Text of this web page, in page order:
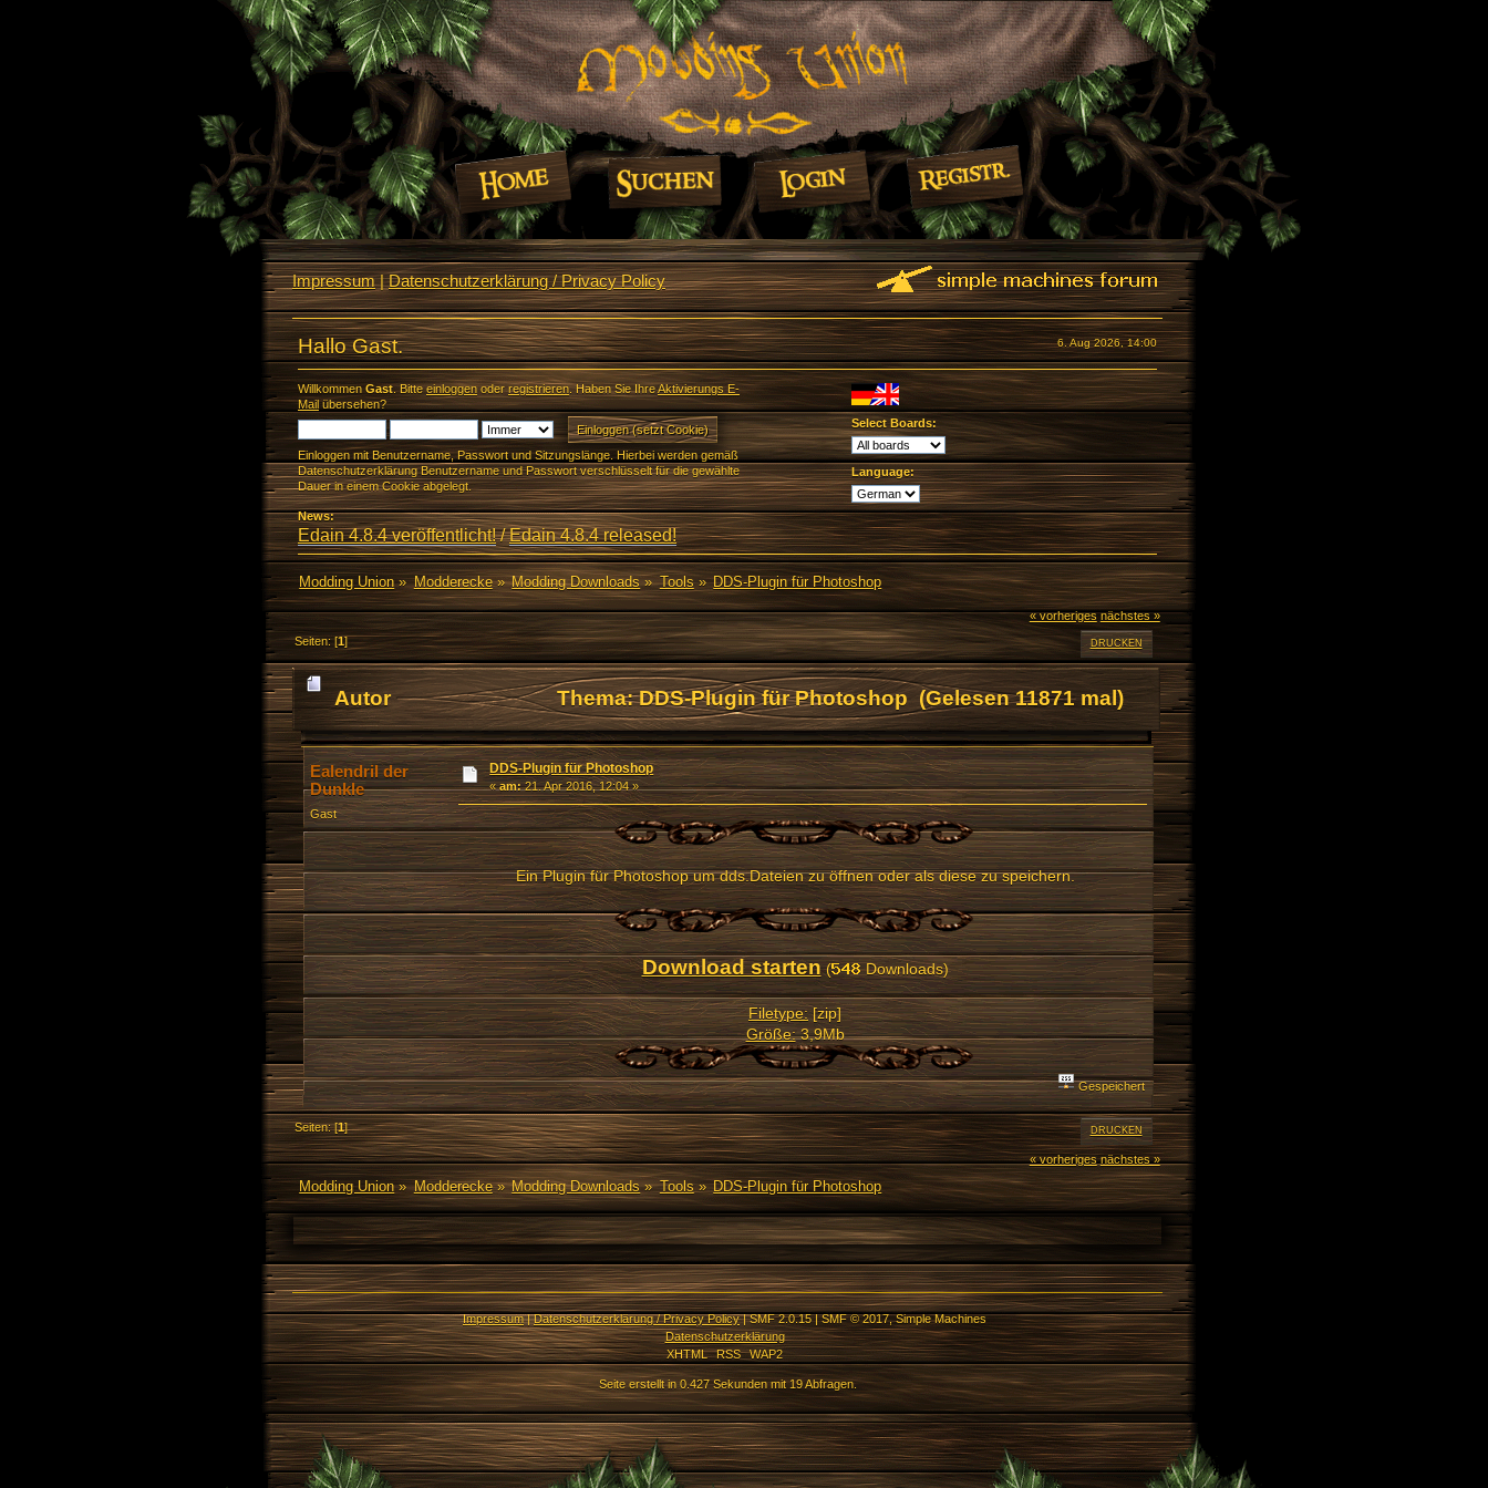
Impressum|Datenschutzerklärung / Privacy Policy
6. Aug 2026, 14:00
Hallo Gast.
Willkommen Gast. Bitte einloggenoderregistrieren. Haben Sie IhreAktivierungs E-
Mailübersehen?
Einloggen mit Benutzername, Passwort und Sitzungslänge. Hierbei werden gemäß
Datenschutzerklärung Benutzername und Passwort verschlüsselt für die gewählte
Dauer in einem Cookie abgelegt.
Select Boards:
Language:
News:
Edain 4.8.4 veröffentlicht!/Edain 4.8.4 released!
Modding Union» Modderecke» Modding Downloads» Tools » DDS-Plugin für Photoshop
« vorheriges nächstes »
DRUCKEN
Seiten: [1]
Autor Thema: DDS-Plugin für Photoshop (Gelesen 11871 mal)
Ealendril der
Dunkle
Gast
DDS-Plugin für Photoshop
«am:21. Apr 2016, 12:04 »
Ein Plugin für Photoshop um dds.Dateien zu öffnen oder als diese zu speichern.
Download starten( Downloads)
Filetype:[zip]
Größe:3,9Mb
Gespeichert
DRUCKEN
Seiten: [1]
« vorheriges nächstes »
Modding Union» Modderecke» Modding Downloads» Tools » DDS-Plugin für Photoshop
Impressum|Datenschutzerklärung / Privacy Policy|SMF 2.0.15|SMF © 2017,Simple Machines
Datenschutzerklärung
XHTML
RSS WAP2
Seite erstellt in 0.427 Sekunden mit 19 Abfragen.